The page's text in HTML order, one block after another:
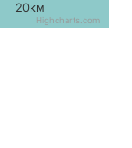
20км
Highcharts.com